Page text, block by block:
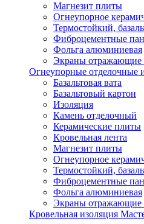
Магнезит плиты
Огнеупорное
Термостойкий,
Фиброцементные
Фольга алюминиевая
Экраны
Огнеупорные отделочные
Базальтовая вата
Базальтовый картон
Изоляция
Камень отделочный
Керамические плиты
Кровельная лента
Магнезит плиты
Огнеупорное
Термостойкий,
Фиброцементные
Фольга алюминиевая
Экраны
Кровельная изоляция